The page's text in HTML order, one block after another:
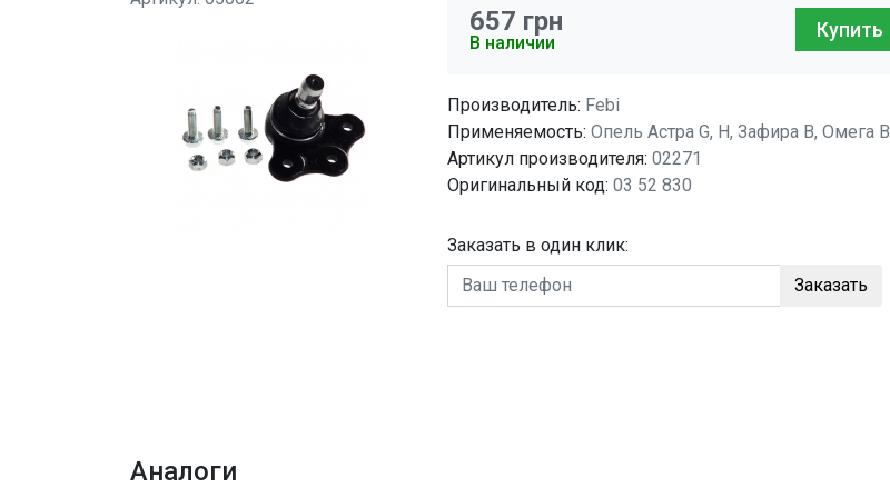
657 грн
В наличии
Купить
Производитель: Febi
Применяемость: Опель Астра G, H, Зафира B, Омега B
Артикул производителя: 02271
Оригинальный код: 03 52 830
Заказать в один клик:
Заказать
Аналоги